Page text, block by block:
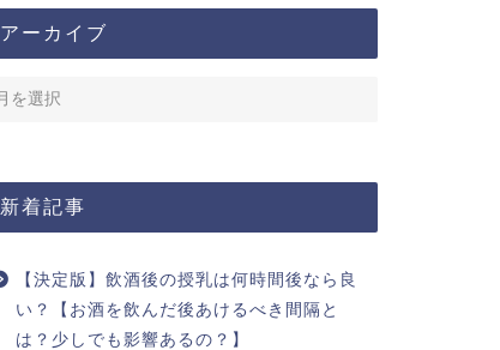
アーカイブ
新着記事
【決定版】飲酒後の授乳は何時間後なら良
い？【お酒を飲んだ後あけるべき間隔と
は？少しでも影響あるの？】